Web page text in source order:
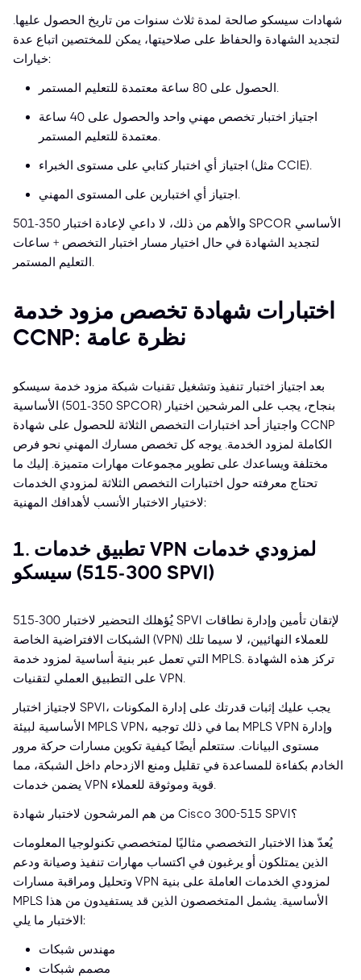
شهادات سيسكو صالحة لمدة ثلاث سنوات من تاريخ الحصول عليها.
لتجديد الشهادة والحفاظ على صلاحيتها، يمكن للمختصين اتباع عدة
خيارات:
الحصول على 80 ساعة معتمدة للتعليم المستمر.
اجتياز اختبار تخصص مهني واحد والحصول على 40 ساعة
معتمدة للتعليم المستمر.
اجتياز أي اختبار كتابي على مستوى الخبراء (مثل CCIE).
اجتياز أي اختبارين على المستوى المهني.
والأهم من ذلك، لا داعي لإعادة اختبار 350-501 SPCOR الأساسي
لتجديد الشهادة في حال اختيار مسار اختبار التخصص + ساعات
التعليم المستمر.
اختبارات شهادة تخصص مزود خدمة
CCNP: نظرة عامة
بعد اجتياز اختبار تنفيذ وتشغيل تقنيات شبكة مزود خدمة سيسكو
الأساسية (350-501 SPCOR) بنجاح، يجب على المرشحين اختيار
واجتياز أحد اختبارات التخصص الثلاثة للحصول على شهادة CCNP
الكاملة لمزود الخدمة. يوجه كل تخصص مسارك المهني نحو فرص
مختلفة ويساعدك على تطوير مجموعات مهارات متميزة. إليك ما
تحتاج معرفته حول اختبارات التخصص الثلاثة لمزودي الخدمات
لاختيار الاختبار الأنسب لأهدافك المهنية:
1. تطبيق خدمات VPN لمزودي خدمات
سيسكو (300-515 SPVI)
يُؤهلك التحضير لاختبار 300-515 SPVI لإتقان تأمين وإدارة نطاقات
الشبكات الافتراضية الخاصة (VPN) للعملاء النهائيين، لا سيما تلك
التي تعمل عبر بنية أساسية لمزود خدمة MPLS. تركز هذه الشهادة
على التطبيق العملي لتقنيات VPN.
لاجتياز اختبار SPVI، يجب عليك إثبات قدرتك على إدارة المكونات
الأساسية لبيئة MPLS VPN، بما في ذلك توجيه MPLS VPN وإدارة
مستوى البيانات. ستتعلم أيضًا كيفية تكوين مسارات حركة مرور
الخادم بكفاءة للمساعدة في تقليل ومنع الازدحام داخل الشبكة، مما
يضمن خدمات VPN قوية وموثوقة للعملاء.
من هم المرشحون لاختبار شهادة Cisco 300-515 SPVI؟
يُعدّ هذا الاختبار التخصصي مثاليًا لمتخصصي تكنولوجيا المعلومات
الذين يمتلكون أو يرغبون في اكتساب مهارات تنفيذ وصيانة ودعم
وتحليل ومراقبة مسارات VPN لمزودي الخدمات العاملة على بنية
MPLS الأساسية. يشمل المتخصصون الذين قد يستفيدون من هذا
الاختبار ما يلي:
مهندس شبكات
مصمم شبكات